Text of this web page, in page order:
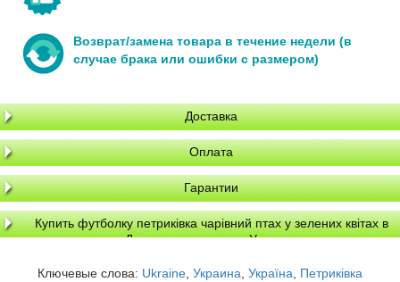
Возврат/замена товара в течение недели (в
случае брака или ошибки с размером)
Доставка
Оплата
Гарантии
Купить футболку петриківка чарівний птах у зелених квітах в
Днепре, доставка по Украине
Ключевые слова: Ukraine Украина Україна Петриківка